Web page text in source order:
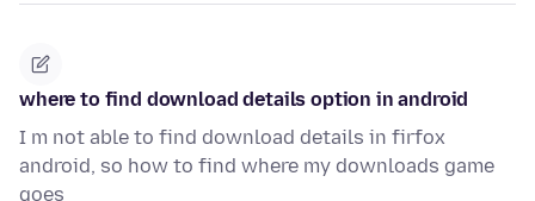
where to find download details option in android
I m not able to find download details in firfox
android, so how to find where my downloads game
goes